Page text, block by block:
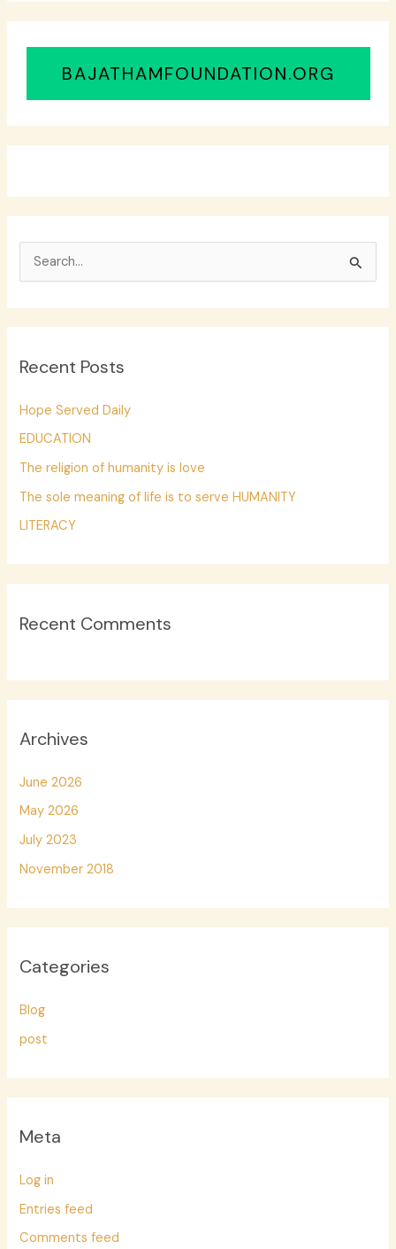
BAJATHAMFOUNDATION.ORG
c
f
o
r
:
Recent Posts
Hope Served Daily
EDUCATION
The religion of humanity is love
The sole meaning of life is to serve HUMANITY
LITERACY
Recent Comments
Archives
June 2026
May 2026
July 2023
November 2018
Categories
Blog
post
Meta
Log in
Entries feed
Comments feed